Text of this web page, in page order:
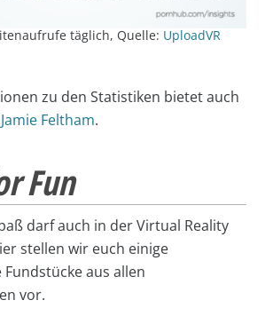
täglich, Quelle: UploadVR
zu den Statistiken bietet auch
Feltham.
Fun
darf auch in der Virtual Reality
stellen wir euch einige
aus allen
vor.